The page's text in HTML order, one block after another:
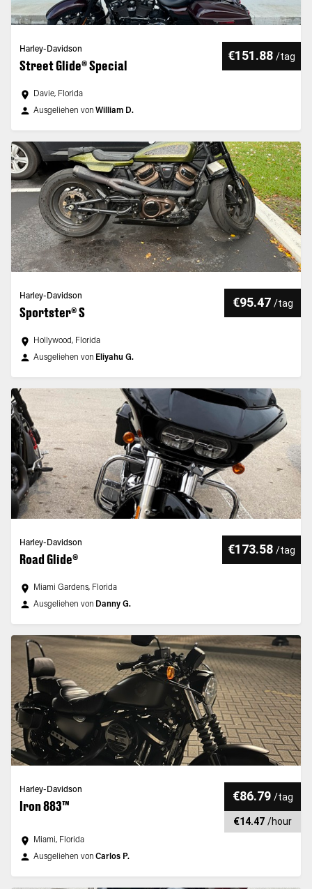
Harley-Davidson
Street Glide® Special
€151.88 /tag
Davie, Florida
Ausgeliehen von William D.
Harley-Davidson
Sportster® S
€95.47 /tag
Hollywood, Florida
Ausgeliehen von Eliyahu G.
Harley-Davidson
Road Glide®
€173.58 /tag
Miami Gardens, Florida
Ausgeliehen von Danny G.
Harley-Davidson
Iron 883™
€86.79 /tag
€14.47 /hour
Miami, Florida
Ausgeliehen von Carlos P.